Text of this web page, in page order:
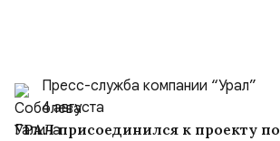
Пресс-служба компании “Урал”
4 августа
УРАЛ присоединился к проекту по